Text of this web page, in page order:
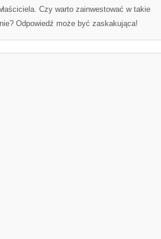
Czy warto zainwestować w takie
Odpowiedź może być zaskakująca!